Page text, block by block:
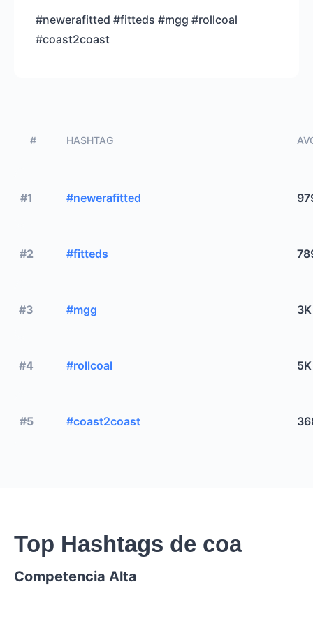
#newerafitted #fitteds #mgg #rollcoal
#coast2coast
# HASHTAG
#1 #newerafitted
#2 #fitteds
#3 #mgg 3K
#4 #rollcoal 5K
#5 #coast2coast
Top Hashtags de coa
Competencia Alta